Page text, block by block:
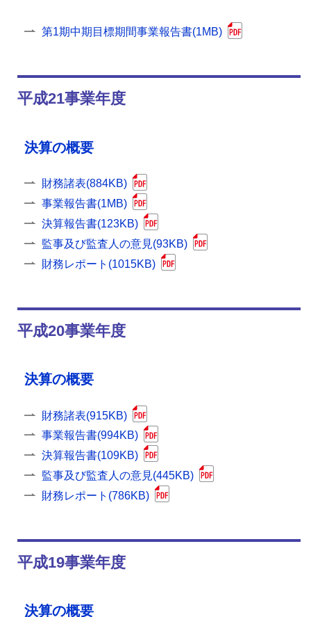
第1期中期目標期間事業報告書(1MB)
平成21事業年度
決算の概要
財務諸表(884KB)
事業報告書(1MB)
決算報告書(123KB)
監事及び監査人の意見(93KB)
財務レポート(1015KB)
平成20事業年度
決算の概要
財務諸表(915KB)
事業報告書(994KB)
決算報告書(109KB)
監事及び監査人の意見(445KB)
財務レポート(786KB)
平成19事業年度
決算の概要